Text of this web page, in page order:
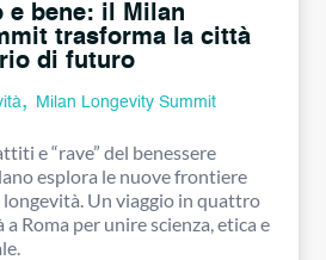
e bene: il Milan
trasforma la città
di futuro
, Milan Longevity Summit
e “rave” del benessere
esplora le nuove frontiere
Un viaggio in quattro
Roma per unire scienza, etica e